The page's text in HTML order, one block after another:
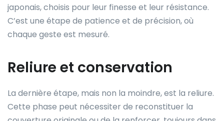
japonais, choisis pour leur finesse et leur résistance.
C’est une étape de patience et de précision, où
chaque geste est mesuré.
Reliure et conservation
La dernière étape, mais non la moindre, est la reliure.
Cette phase peut nécessiter de reconstituer la